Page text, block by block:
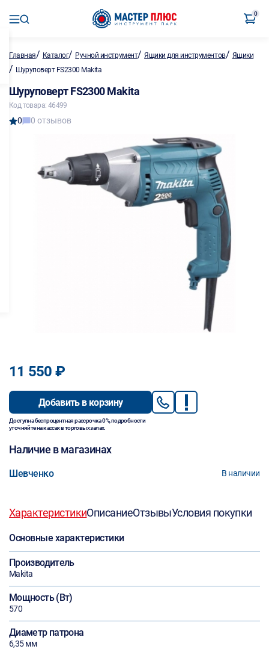
0
Главная/ Каталог/ Ручной инструмент/Ящики для инструментов/ Ящики
/ Шуруповерт FS2300 Makita
Шуруповерт FS2300 Makita
Код товара: 46499
0 0 отзывов
11 550 ₽
Добавить в корзину
Доступна беспроцентная рассрочка 0%, подробности
уточняйте на кассах в торговых залах.
Наличие в магазинах
Шевченко В наличии
ХарактеристикиОписаниеОтзывыУсловия покупки
Основные характеристики
Производитель
Makita
Мощность (Вт)
570
Диаметр патрона
6,35 мм